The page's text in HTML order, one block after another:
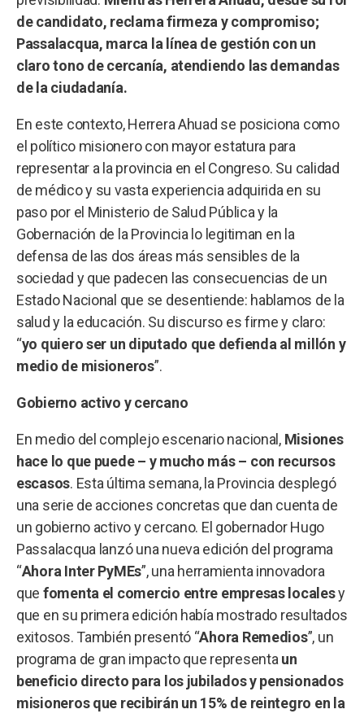
de candidato, reclama firmeza y compromiso;
Passalacqua, marca la línea de gestión con un
claro tono de cercanía, atendiendo las demandas
de la ciudadanía.
En este contexto, Herrera Ahuad se posiciona como
el político misionero con mayor estatura para
representar a la provincia en el Congreso. Su calidad
de médico y su vasta experiencia adquirida en su
paso por el Ministerio de Salud Pública y la
Gobernación de la Provincia lo legitiman en la
defensa de las dos áreas más sensibles de la
sociedad y que padecen las consecuencias de un
Estado Nacional que se desentiende: hablamos de la
salud y la educación. Su discurso es firme y claro:
“yo quiero ser un diputado que defienda al millón y
medio de misioneros”.
Gobierno activo y cercano
En medio del complejo escenario nacional, Misiones
hace lo que puede – y mucho más – con recursos
escasos. Esta última semana, la Provincia desplegó
una serie de acciones concretas que dan cuenta de
un gobierno activo y cercano. El gobernador Hugo
Passalacqua lanzó una nueva edición del programa
“Ahora Inter PyMEs”, una herramienta innovadora
que fomenta el comercio entre empresas localesy
que en su primera edición había mostrado resultados
exitosos. También presentó “Ahora Remedios”, un
programa de gran impacto que representa un
beneficio directo para los jubilados y pensionados
misioneros que recibirán un 15% de reintegro en la